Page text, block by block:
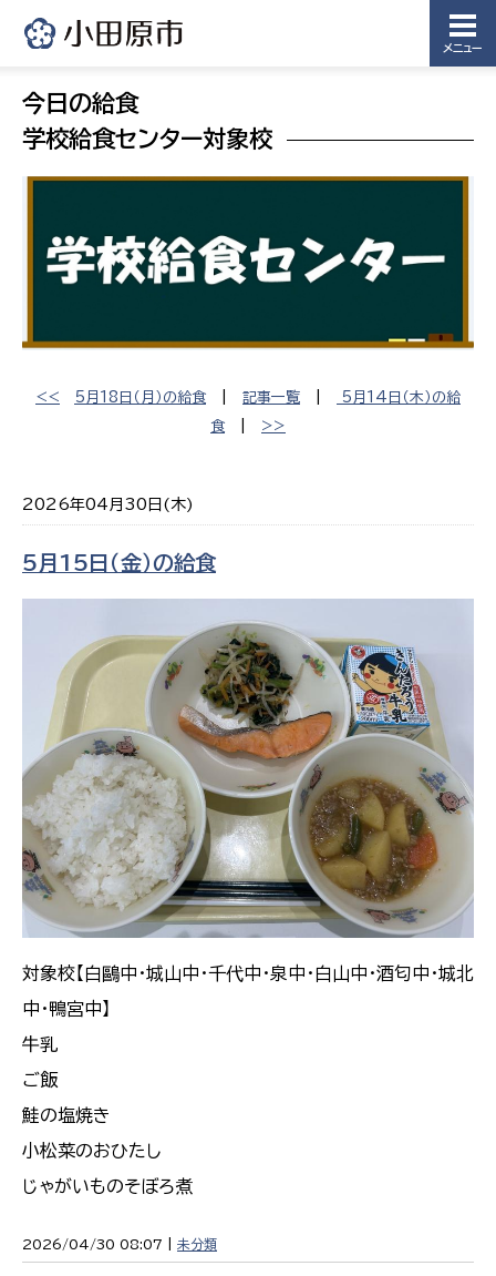
メニュー
今日の給食
学校給食センター対象校
<< 5月18日（月）の給食 記事一覧
5月14日（木）の給
食
>>
2026年04月30日(木)
5月15日（金）の給食
対象校【白鷗中・城山中・千代中・泉中・白山中・酒匂中・城北
中・鴨宮中】
牛乳
ご飯
鮭の塩焼き
小松菜のおひたし
じゃがいものそぼろ煮
2026/04/30 08:07 | 未分類